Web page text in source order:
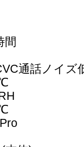
間
通話ノイズ